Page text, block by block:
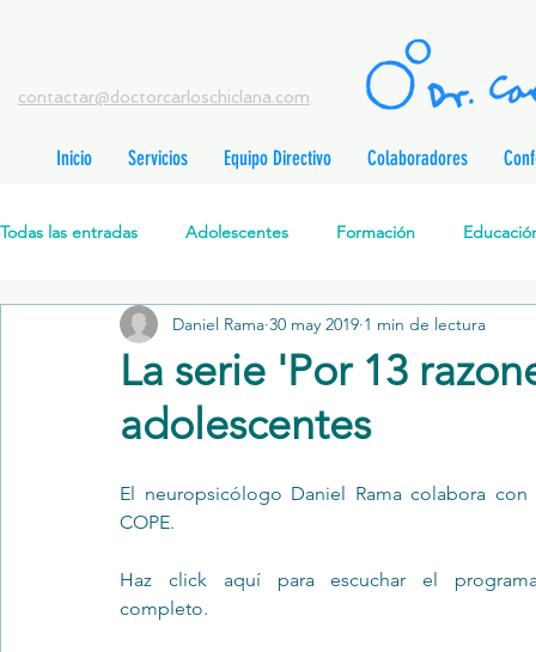
contactar@doctorcarloschiclana.com
Inicio Servicios Equipo Directivo Colaboradores
Todas las entradas Adolescentes Formación
Salud Mental Perinatal Psicoterapia Cognitivo-Analítica
Formación profesionales Jóvenes
Promoción de la salud mental
Trastornos de la conducta alimentar
La serie 'Por 13
adolescentes
Daniel Rama 30 may 2019 1 min de lectura
El neuropsicólogo Daniel Rama colabora con
COPE.
Haz click aquí para escuchar el
completo.